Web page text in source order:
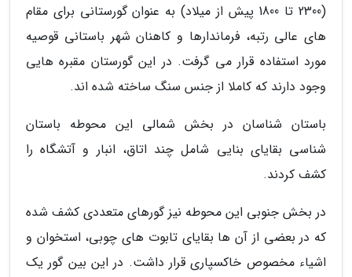
(2300 تا 1800 پیش از میلاد) به عنوان گورستانی برای مقام
های عالی رتبه، فرماندارها و کاهنان شهر باستانی قوصیه
مورد استفاده قرار می گرفت. در این گورستان مقبره هایی
وجود دارند که کاملا از جنس سنگ ساخته شده اند.
باستان شناسان در بخش شمالی این محوطه باستان
شناسی بقایای بنایی شامل چند اتاق، انبار و آتشگاه را
کشف کردند.
در بخش جنوبی این محوطه نیز گورهای متعددی کشف شده
که در بعضی از آن ها بقایای تابوت های چوبی، استخوان و
اشیاء مخصوص خاکسپاری قرار داشت. در این بین گور یک